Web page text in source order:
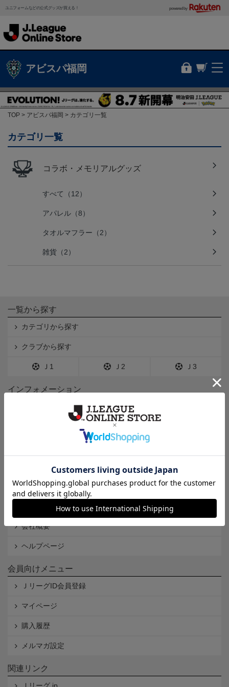
ユニフォームなどの公式グッズが買える！ powered by
アビスパ福岡
TOP アビスパ福岡 カテゴリ一覧
カテゴリ一覧
コラボ・メモリアルグッズ
すべて（12）
アパレル（8）
タオルマフラー（2）
雑貨（2）
一覧から探す
カテゴリから探す
クラブから探す
Ｊ1 Ｊ2 Ｊ3
インフォメーション
Ｊリーグオンラインストアとは
Cookieポリシー
特定商取引法に基づく表記
古物営業法に基づく表記
会社概要
ヘルプページ
会員向けメニュー
ＪリーグID会員登録
マイページ
購入履歴
メルマガ設定
関連リンク